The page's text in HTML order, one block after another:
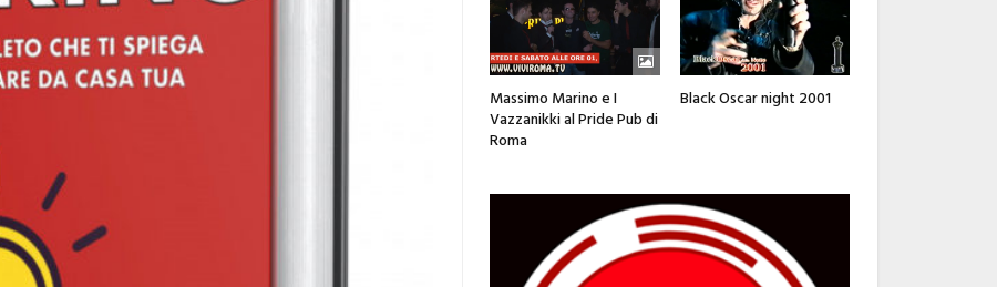
Massimo Marino e I
Vazzanikki al Pride Pub di
Roma
Black Oscar night 2001